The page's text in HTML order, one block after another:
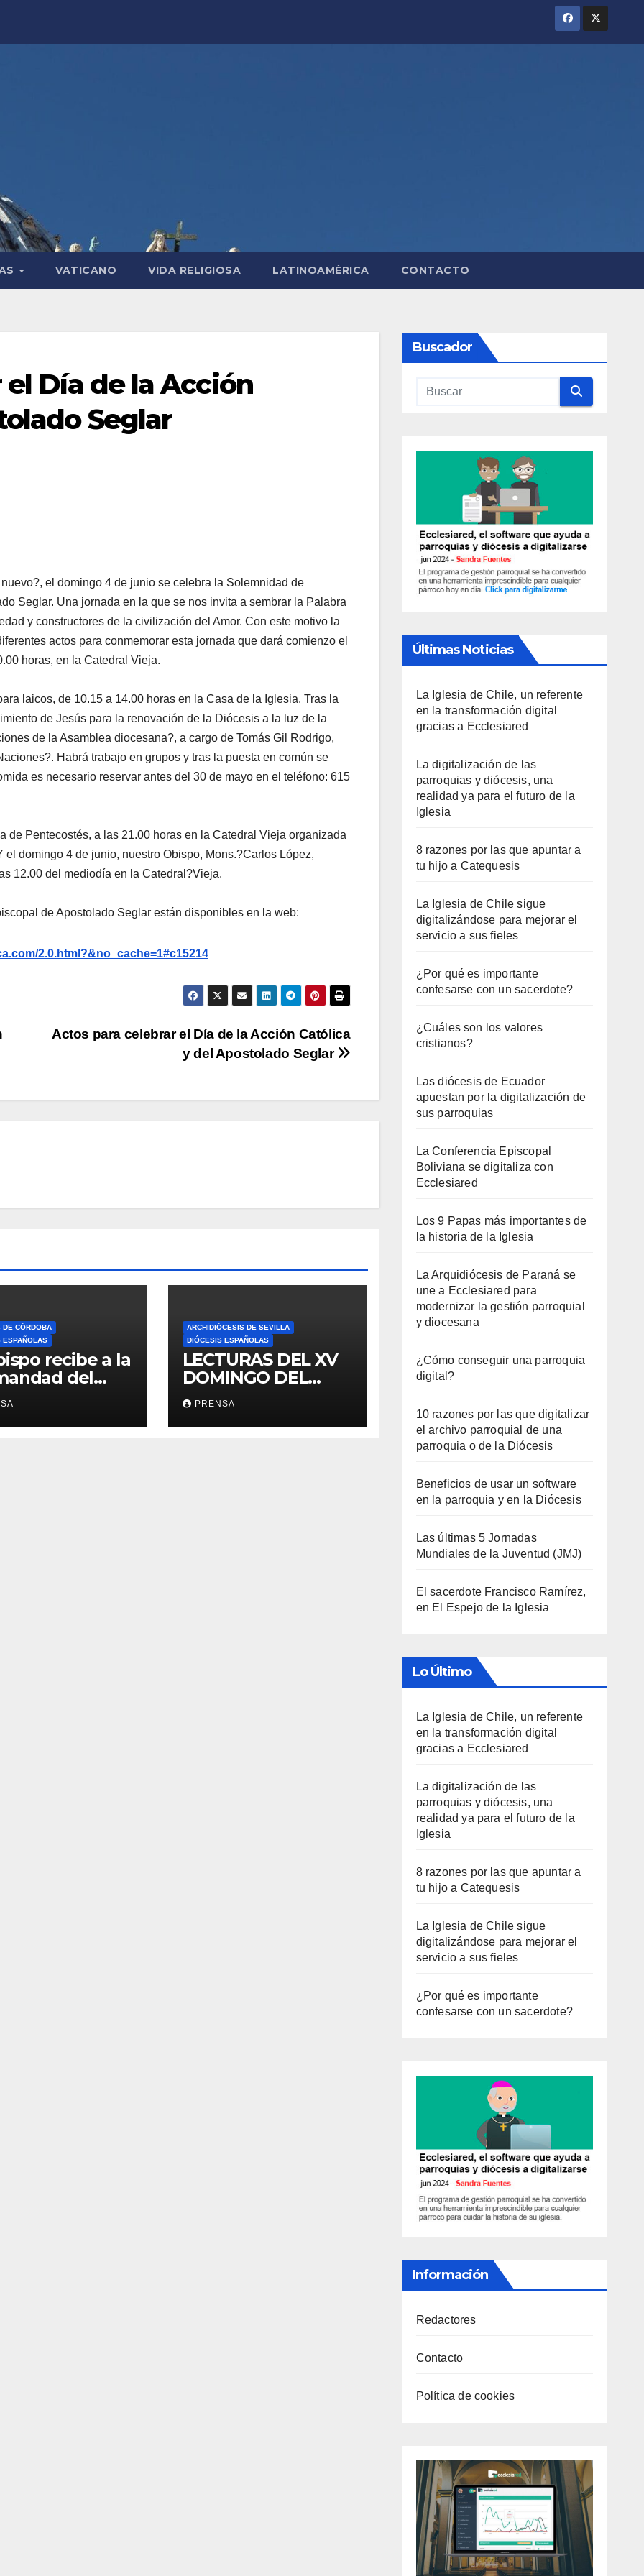
VATICANO VIDA RELIGIOSA LATINOAMÉRICA CONTACTO
Día de la Acción
Seglar
el domingo 4 de junio se celebra la Solemnidad de
Seglar. Una jor­na­da en la que se nos in­vi­ta a sem­brar la Pa­la­bra
y cons­truc­to­res de la ci­vi­li­za­ción del Amor. Con este motivo la
actos para conmemorar esta jornada que dará comienzo el
horas, en la Catedral Vieja.
laicos, de 10.15 a 14.00 horas en la Casa de la Iglesia. Tras la
de Jesús para la renovación de la Diócesis a la luz de la
de la Asamblea diocesana?, a cargo de Tomás Gil Rodrigo,
Habrá trabajo en grupos y tras la puesta en común se
es necesario reservar antes del 30 de mayo en el teléfono: 615
de Pentecostés, a las 21.00 horas en la Catedral Vieja organizada
domingo 4 de junio, nuestro Obispo, Mons.?Carlos López,
12.00 del mediodía en la Catedral?Vieja.
de Apostolado Seglar están disponibles en la web:
2.0.html?&no_cache=1#c15214
Actos para celebrar el Día de la Acción Católica
y del Apostolado Seglar
DE CÓRDOBA
ESPAÑOLAS
recibe a la
del
ARCHIDIÓCESIS DE SEVILLA
DIÓCESIS ESPAÑOLAS
LECTURAS DEL XV
DOMINGO DEL
TIEMPO
ORDINARIO (A)
PRENSA
Buscador
Últimas Noticias
La Iglesia de Chile, un referente
en la transformación digital
gracias a Ecclesiared
La digitalización de las
parroquias y diócesis, una
realidad ya para el futuro de la
Iglesia
8 razones por las que apuntar a
tu hijo a Catequesis
La Iglesia de Chile sigue
digitalizándose para mejorar el
servicio a sus fieles
¿Por qué es importante
confesarse con un sacerdote?
¿Cuáles son los valores
cristianos?
Las diócesis de Ecuador
apuestan por la digitalización de
sus parroquias
La Conferencia Episcopal
Boliviana se digitaliza con
Ecclesiared
Los 9 Papas más importantes de
la historia de la Iglesia
La Arquidiócesis de Paraná se
une a Ecclesiared para
modernizar la gestión parroquial
y diocesana
¿Cómo conseguir una parroquia
digital?
10 razones por las que digitalizar
el archivo parroquial de una
parroquia o de la Diócesis
Beneficios de usar un software
en la parroquia y en la Diócesis
Las últimas 5 Jornadas
Mundiales de la Juventud (JMJ)
El sacerdote Francisco Ramírez,
en El Espejo de la Iglesia
Lo Último
La Iglesia de Chile, un referente
en la transformación digital
gracias a Ecclesiared
La digitalización de las
parroquias y diócesis, una
realidad ya para el futuro de la
Iglesia
8 razones por las que apuntar a
tu hijo a Catequesis
La Iglesia de Chile sigue
digitalizándose para mejorar el
servicio a sus fieles
¿Por qué es importante
confesarse con un sacerdote?
Información
Redactores
Contacto
Política de cookies